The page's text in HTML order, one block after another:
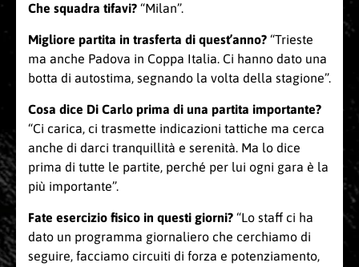
Che squadra tifavi? “Milan”.
Migliore partita in trasferta di quest’anno? “Trieste
ma anche Padova in Coppa Italia. Ci hanno dato una
botta di autostima, segnando la volta della stagione”.
Cosa dice Di Carlo prima di una partita importante?
“Ci carica, ci trasmette indicazioni tattiche ma cerca
anche di darci tranquillità e serenità. Ma lo dice
prima di tutte le partite, perché per lui ogni gara è la
più importante”.
Fate esercizio fisico in questi giorni? “Lo staff ci ha
dato un programma giornaliero che cerchiamo di
seguire, facciamo circuiti di forza e potenziamento,